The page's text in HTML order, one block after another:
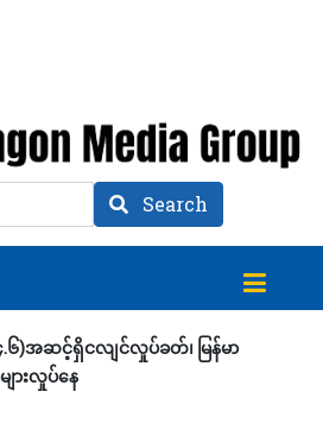
Search
၆)အဆင့်ရှိငလျင်လှုပ်ခတ်၊ မြန်မာ
ားလှုပ်နေ